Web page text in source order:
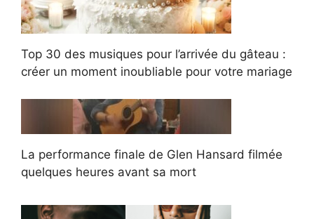
Top 30 des musiques pour l’arrivée du gâteau :
créer un moment inoubliable pour votre mariage
La performance finale de Glen Hansard filmée
quelques heures avant sa mort